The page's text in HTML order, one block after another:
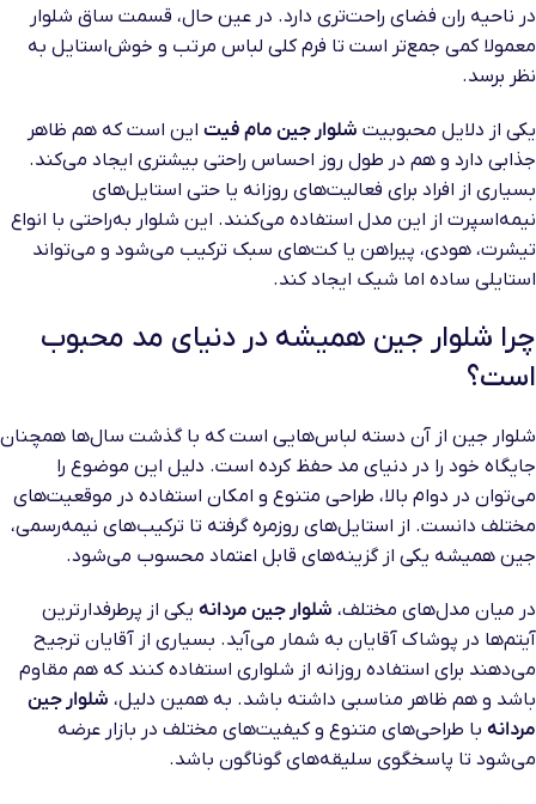
در ناحیه ران فضای راحت‌تری دارد. در عین حال، قسمت ساق شلوار
معمولا کمی جمع‌تر است تا فرم کلی لباس مرتب و خوش‌استایل به
نظر برسد.
یکی از دلایل محبوبیت شلوار جین مام فیت این است که هم ظاهر
جذابی دارد و هم در طول روز احساس راحتی بیشتری ایجاد می‌کند.
بسیاری از افراد برای فعالیت‌های روزانه یا حتی استایل‌های
نیمه‌اسپرت از این مدل استفاده می‌کنند. این شلوار به‌راحتی با انواع
تیشرت، هودی، پیراهن یا کت‌های سبک ترکیب می‌شود و می‌تواند
استایلی ساده اما شیک ایجاد کند.
چرا شلوار جین همیشه در دنیای مد محبوب
است؟
شلوار جین از آن دسته لباس‌هایی است که با گذشت سال‌ها همچنان
جایگاه خود را در دنیای مد حفظ کرده است. دلیل این موضوع را
می‌توان در دوام بالا، طراحی متنوع و امکان استفاده در موقعیت‌های
مختلف دانست. از استایل‌های روزمره گرفته تا ترکیب‌های نیمه‌رسمی،
جین همیشه یکی از گزینه‌های قابل اعتماد محسوب می‌شود.
در میان مدل‌های مختلف، شلوار جین مردانه یکی از پرطرفدارترین
آیتم‌ها در پوشاک آقایان به شمار می‌آید. بسیاری از آقایان ترجیح
می‌دهند برای استفاده روزانه از شلواری استفاده کنند که هم مقاوم
باشد و هم ظاهر مناسبی داشته باشد. به همین دلیل، شلوار جین
مردانه با طراحی‌های متنوع و کیفیت‌های مختلف در بازار عرضه
می‌شود تا پاسخگوی سلیقه‌های گوناگون باشد.